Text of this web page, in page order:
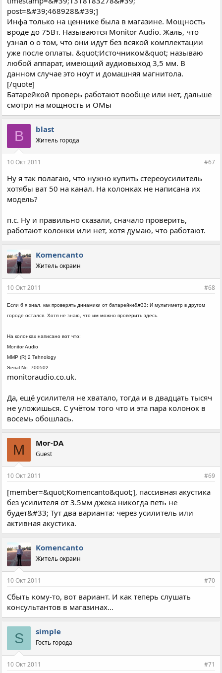
post=&#39;468928&#39;]
Инфа только на ценнике была в магазине. Мощность
вроде до 75Вт. Называются Monitor Audio. Жаль, что
узнал о о том, что они идут без всякой комплектации
уже после оплаты. &quot;Источником&quot; называю
любой аппарат, имеющий аудиовыход 3,5 мм. В
данном случае это ноут и домашняя магнитола.
[/quote]
Батарейкой проверь работают вообще или нет, дальше
смотри на мощность и ОМы
B blast
Житель города
10 Окт 2011 #67
Ну я так полагаю, что нужно купить стереоусилитель
хотябы ват 50 на канал. На колонках не написана их
модель?
п.с. Ну и правильно сказали, сначало проверить,
работают колонки или нет, хотя думаю, что работают.
Komencanto
Житель окраин
10 Окт 2011 #68
Если б я знал, как проверять динамики от батарейки&#33; И мультиметр в другом
городе остался. Хотя не знаю, что им можно проверить здесь.
На колонках написано вот что:
Monitor Audio
MMP (R) 2 Tehnology
Serial No. 700502
monitoraudio.co.uk.
Да, ещё усилителя не хватало, тогда и в двадцать тысяч
не уложишься. С учётом того что и эта пара колонок в
восемь обошлась.
M Mor-DA
Guest
10 Окт 2011 #69
[member=&quot;Komencanto&quot;], пассивная акустика
без усилителя от 3.5мм джека никогда петь не
будет&#33; Тут два варианта: через усилитель или
активная акустика.
Komencanto
Житель окраин
10 Окт 2011 #70
Сбыть кому-то, вот вариант. И как теперь слушать
консультантов в магазинах...
S simple
Гость города
10 Окт 2011 #71